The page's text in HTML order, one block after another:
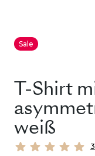
Sale
T-Shirt
weiß